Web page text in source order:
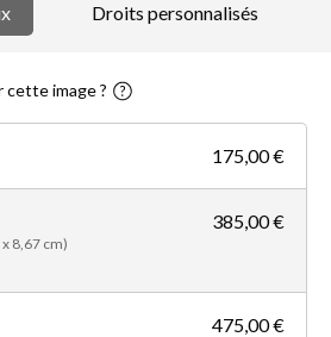
Droits personnalisés
cette image ?
175,00 €
8,67 cm)
385,00 €
475,00 €